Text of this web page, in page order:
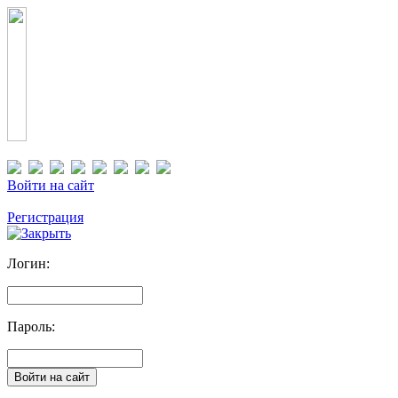
Войти на сайт
Регистрация
Логин:
Пароль: